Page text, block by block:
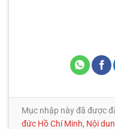
Mục nhập này đã được
đức Hồ Chí Minh, Nội